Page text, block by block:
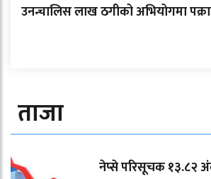
उनन्चालिस लाख ठगीको अभियोगमा
ताजा
नेप्से परिसूचक १३.८२